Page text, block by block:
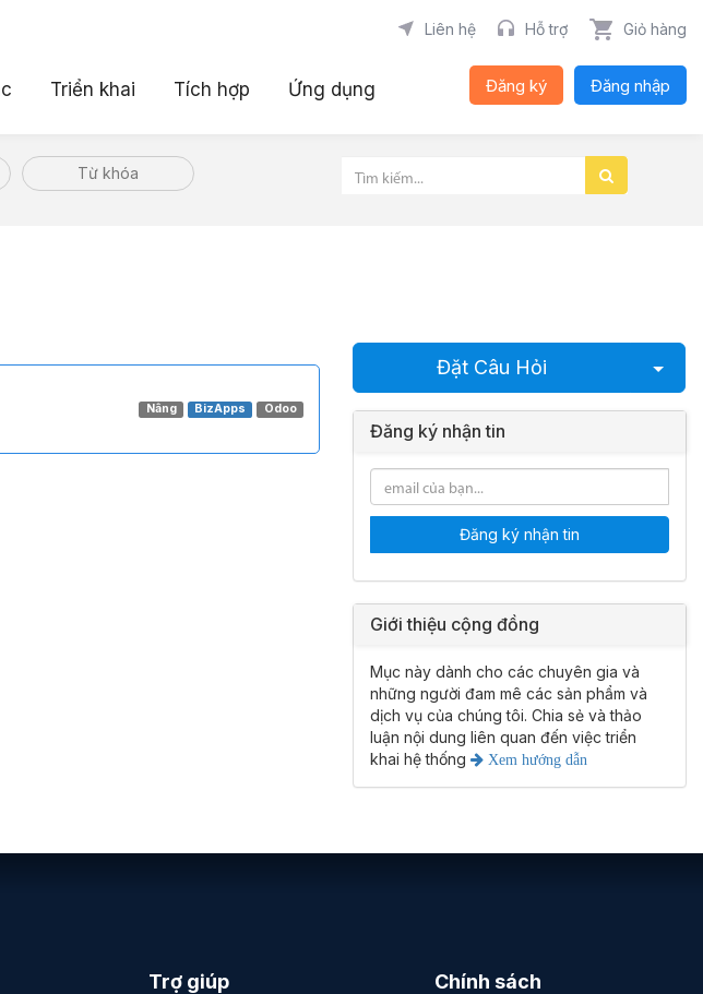
Liên hệ Hỗ trợ Giỏ hàng
Triển khai Tích hợp Ứng dụng Đăng ký Đăng nhập
Từ khóa
Odoo
BizApps
Nâng
Đặt Câu Hỏi
Đăng ký nhận tin
Đăng ký nhận tin
Giới thiệu cộng đồng
Mục này dành cho các chuyên gia và
những người đam mê các sản phẩm và
dịch vụ của chúng tôi. Chia sẻ và thảo
luận nội dung liên quan đến việc triển
khai hệ thống
Xem hướng dẫn
Trợ giúp Chính sách